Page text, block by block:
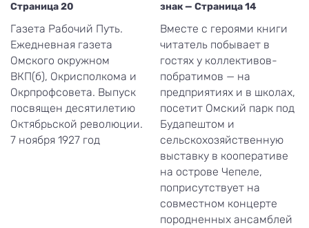
Страница 20
Газета Рабочий Путь.
Ежедневная газета
Омского окружном
ВКП(б), Окрисполкома и
Окрпрофсовета. Выпуск
посвящен десятилетию
Октябрьской революции.
7 ноября 1927 год
знак — Страница 14
Вместе с героями книги
читатель побывает в
гостях у коллективов-
побратимов — на
предприятиях и в школах,
посетит Омский парк под
Будапештом и
сельскохозяйственную
выставку в кооперативе
на острове Чепеле,
поприсутствует на
совместном концерте
породненных ансамблей